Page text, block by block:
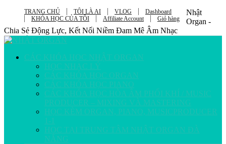
TRANG CHỦ TÔI LÀ AI VLOG
Dashboard
KHÓA HỌC CỦA TÔI
Affiliate Account Giỏ hàng
Nhật
Organ -
Chia Sẻ Động Lực, Kết Nối Niềm Đam Mê Âm Nhạc
CÁC KHÓA HỌC NHẬT ORGAN
HỌC NHẠC LÝ
CÁC KHÓA HỌC ORGAN
CÁC KHÓA HỌC PIANO
CÁC KHÓA HỌC HÒA ÂM PHỐI KHÍ / MUSIC
PRODUCER – MIXING VÀ MASTERING
HỌC KÈM ORGAN, PIANO, MUSICPRODUCER
1-1
HỌC TẠI TRUNG TÂM NHẬT ORGAN ĐÀ
NẴNG